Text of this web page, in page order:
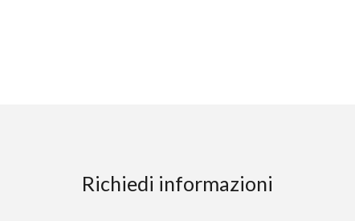
Richiedi informazioni